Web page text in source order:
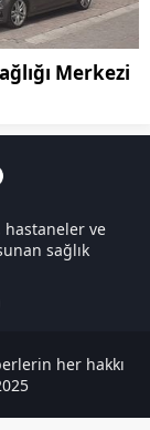
Merkezi
hastaneler ve
sağlık
her hakkı